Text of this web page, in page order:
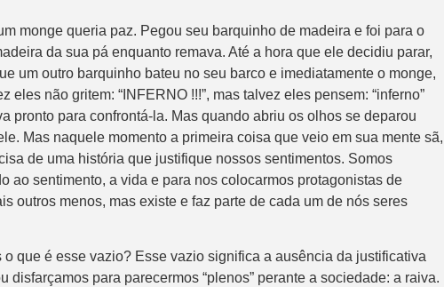
monge queria paz. Pegou seu barquinho de madeira e foi para o
da sua pá enquanto remava. Até a hora que ele decidiu parar,
um outro barquinho bateu no seu barco e imediatamente o monge,
não gritem: “INFERNO !!!”, mas talvez eles pensem: “inferno”
pronto para confrontá-la. Mas quando abriu os olhos se deparou
Mas naquele momento a primeira coisa que veio em sua mente sã,
de uma história que justifique nossos sentimentos. Somos
ao sentimento, a vida e para nos colocarmos protagonistas de
outros menos, mas existe e faz parte de cada um de nós seres
que é esse vazio? Esse vazio significa a ausência da justificativa
para parecermos “plenos” perante a sociedade: a raiva.